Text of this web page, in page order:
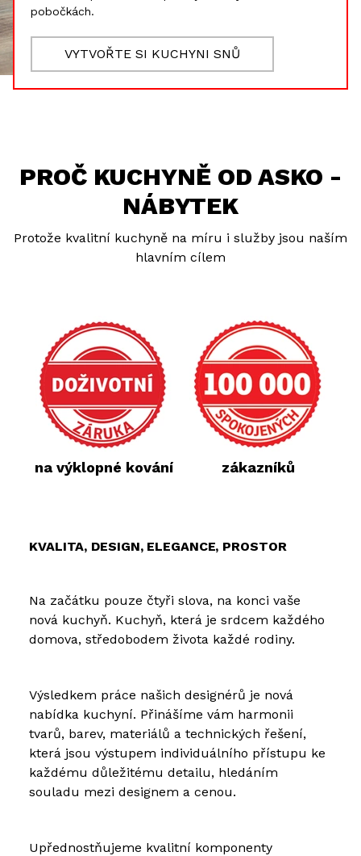
pobočkách.
VYTVOŘTE SI KUCHYNI SNŮ
PROČ KUCHYNĚ OD ASKO -
NÁBYTEK
Protože kvalitní kuchyně na míru i služby jsou naším
hlavním cílem
na výklopné kování zákazníků
KVALITA, DESIGN, ELEGANCE, PROSTOR
Na začátku pouze čtyři slova, na konci vaše
nová kuchyň. Kuchyň, která je srdcem každého
domova, středobodem života každé rodiny.
Výsledkem práce našich designérů je nová
nabídka kuchyní. Přinášíme vám harmonii
tvarů, barev, materiálů a technických řešení,
která jsou výstupem individuálního přístupu ke
každému důležitému detailu, hledáním
souladu mezi designem a cenou.
Upřednostňujeme kvalitní komponenty